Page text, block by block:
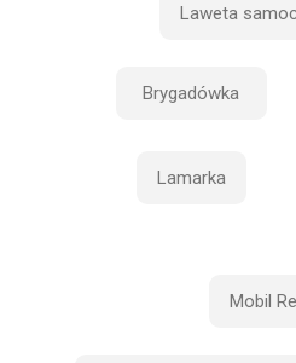
Laweta
Brygadówka
Lamarka
Mobil